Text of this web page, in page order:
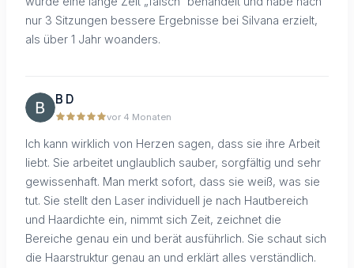
nur 3 Sitzungen bessere Ergebnisse bei Silvana erzielt,
als über 1 Jahr woanders.
B D
vor 4 Monaten
Ich kann wirklich von Herzen sagen, dass sie ihre Arbeit
liebt. Sie arbeitet unglaublich sauber, sorgfältig und sehr
gewissenhaft. Man merkt sofort, dass sie weiß, was sie
tut. Sie stellt den Laser individuell je nach Hautbereich
und Haardichte ein, nimmt sich Zeit, zeichnet die
Bereiche genau ein und berät ausführlich. Sie schaut sich
die Haarstruktur genau an und erklärt alles verständlich.